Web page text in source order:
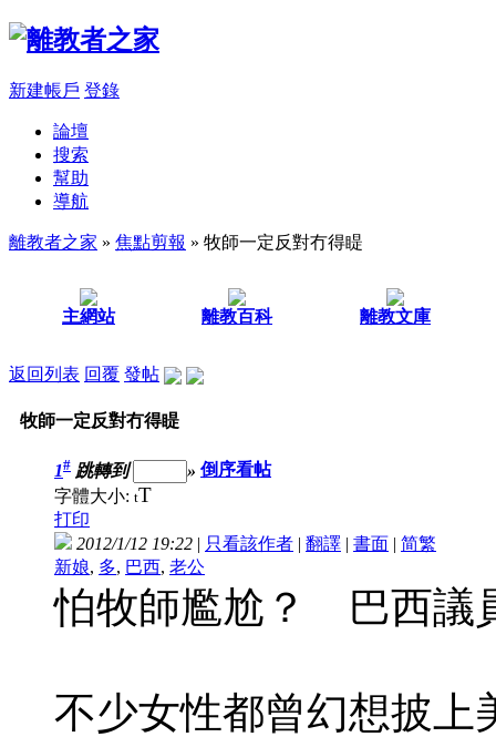
新建帳戶 登錄
論壇
搜索
幫助
導航
離教者之家 » 焦點剪報 » 牧師一定反對冇得睼
主網站 離教百科 離教文庫
返回列表 回覆 發帖
牧師一定反對冇得睼
1# 跳轉到 » 倒序看帖
字體大小: tT
打印
2012/1/12 19:22 | 只看該作者 | 翻譯 | 書面 | 简繁
新娘, 多, 巴西, 老公
怕牧師尷尬？ 巴西議
不少女性都曾幻想披上